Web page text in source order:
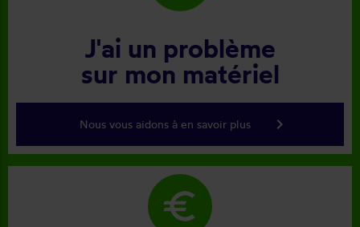
J'ai un problème
sur mon matériel
Nous vous aidons à en savoir plus keyboard_arrow_right
euro